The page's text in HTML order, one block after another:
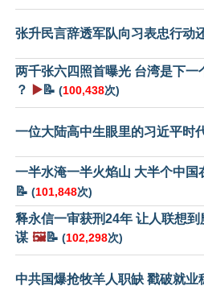
张升民言辞透军队向习表忠行动
两千张六四照首曝光 台湾是下一
？
▶️📝 (100,438次)
一位大陆高中生眼里的习近平时
一半水淹一半火焰山 大半个中国
📝 (101,848次)
释永信一审获刑24年 让人联想到
谋 🖼️📝 (102,298次)
中共国爆抢牧羊人职缺 戳破就业